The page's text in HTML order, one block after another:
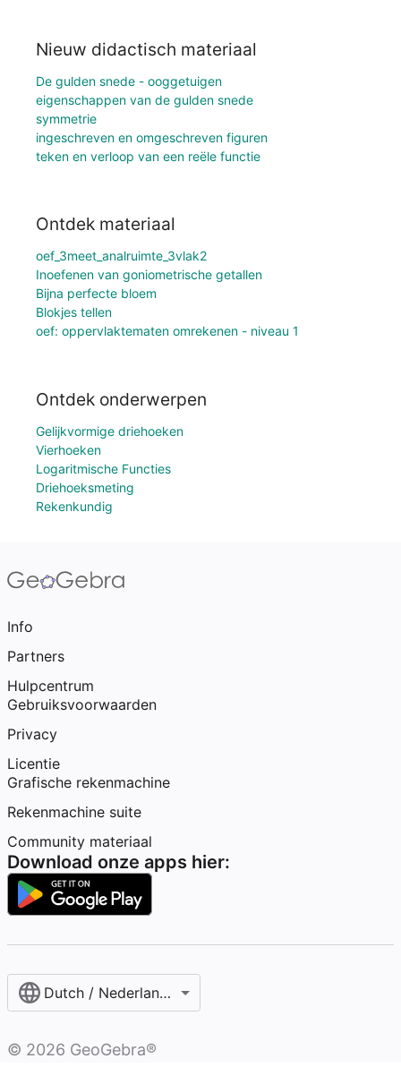
Nieuw didactisch materiaal
De gulden snede - ooggetuigen
eigenschappen van de gulden snede
symmetrie
ingeschreven en omgeschreven figuren
teken en verloop van een reële functie
Ontdek materiaal
oef_3meet_analruimte_3vlak2
Inoefenen van goniometrische getallen
Bijna perfecte bloem
Blokjes tellen
oef: oppervlaktematen omrekenen - niveau 1
Ontdek onderwerpen
Gelijkvormige driehoeken
Vierhoeken
Logaritmische Functies
Driehoeksmeting
Rekenkundig
Info
Partners
Hulpcentrum
Gebruiksvoorwaarden
Privacy
Licentie
Grafische rekenmachine
Rekenmachine suite
Community materiaal
Download onze apps hier:
Dutch / Nederlands‎ (België)‎
© 2026 GeoGebra®